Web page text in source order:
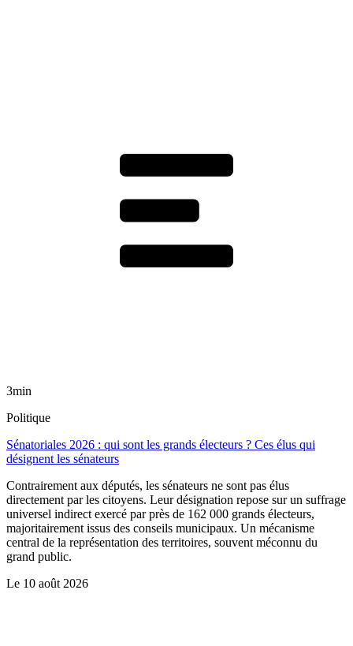
3min
Politique
Sénatoriales 2026 : qui sont les grands électeurs ? Ces élus qui
désignent les sénateurs
Contrairement aux députés, les sénateurs ne sont pas élus
directement par les citoyens. Leur désignation repose sur un suffrage
universel indirect exercé par près de 162 000 grands électeurs,
majoritairement issus des conseils municipaux. Un mécanisme
central de la représentation des territoires, souvent méconnu du
grand public.
Le 10 août 2026